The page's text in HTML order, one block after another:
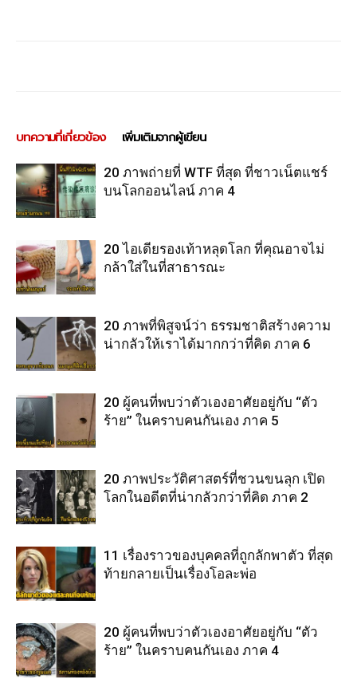
บทความที่เกี่ยวข้อง เพิ่มเติมจากผู้เขียน
20 ภาพถ่ายที่ WTF ที่สุด ที่ชาวเน็ตแชร์
บนโลกออนไลน์ ภาค 4
20 ไอเดียรองเท้าหลุดโลก ที่คุณอาจไม่
กล้าใส่ในที่สาธารณะ
20 ภาพที่พิสูจน์ว่า ธรรมชาติสร้างความ
น่ากลัวให้เราได้มากกว่าที่คิด ภาค 6
20 ผู้คนที่พบว่าตัวเองอาศัยอยู่กับ “ตัว
ร้าย” ในคราบคนกันเอง ภาค 5
20 ภาพประวัติศาสตร์ที่ชวนขนลุก เปิด
โลกในอดีตที่น่ากลัวกว่าที่คิด ภาค 2
11 เรื่องราวของบุคคลที่ถูกลักพาตัว ที่สุด
ท้ายกลายเป็นเรื่องโอละพ่อ
20 ผู้คนที่พบว่าตัวเองอาศัยอยู่กับ “ตัว
ร้าย” ในคราบคนกันเอง ภาค 4